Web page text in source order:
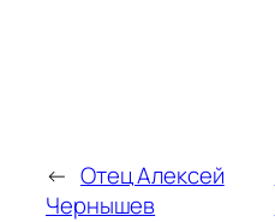
← Отец Алексей
Чернышев